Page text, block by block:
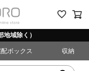
域除く）
ボックス 収納